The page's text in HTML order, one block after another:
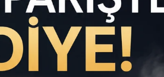
Surround
Kulak İçi